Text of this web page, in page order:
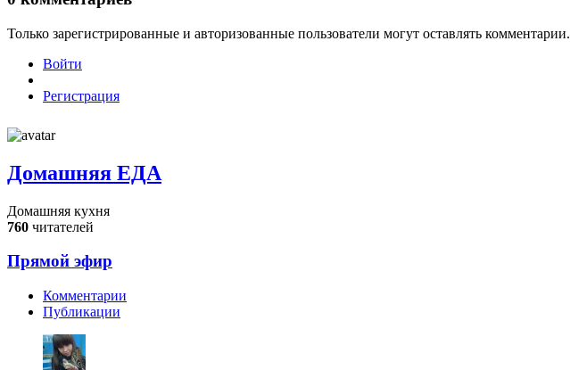
Только зарегистрированные и авторизованные пользователи могут оставлять комментарии.
Войти
Регистрация
Домашняя ЕДА
Домашняя кухня
760 читателей
Прямой эфир
Комментарии
Публикации